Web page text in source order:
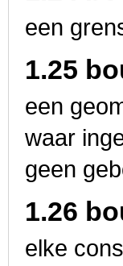
een
1.25
een
waar
geen
1.26
elke